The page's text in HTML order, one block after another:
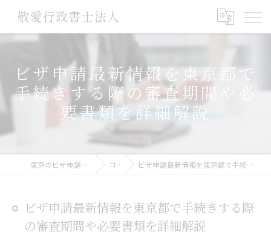
ビザ申請最新情報を東京都で
手続きする際の審査期間や必
要書類を詳細解説
東京のビザ申請なら敬愛行政書士法人 コラム ビザ申請最新情報を東京都で手続きする際の審査期間や必要書類を詳細解説
ビザ申請最新情報を東京都で手続きする際
の審査期間や必要書類を詳細解説